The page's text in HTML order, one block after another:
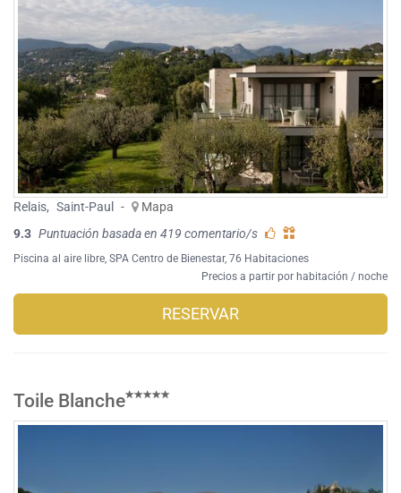
Relais, Saint-Paul -
Mapa
9.3 Puntuación basada en 419 comentario/s
Piscina al aire libre, SPA Centro de Bienestar, 76 Habitaciones
Precios a partir por habitación / noche
RESERVAR
Toile Blanche